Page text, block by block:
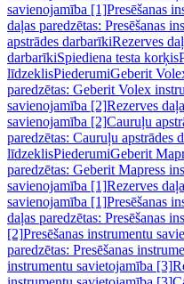
savienojamība [1]Presēšanas
daļas paredzētas: Presēšanas
apstrādes darbarīkiRezerves
darbarīkiSpiediena testa korķis
līdzeklisPiederumiGeberit
paredzētas: Geberit Volex
savienojamība [2]Rezerves
savienojamība [2]Cauruļu
paredzētas: Cauruļu apstrādes
līdzeklisPiederumiGeberit
paredzētas: Geberit Mapress
savienojamība [1]Rezerves
savienojamība [1]Presēšanas
daļas paredzētas: Presēšanas
[2]Presēšanas instrumentu
paredzētas: Presēšanas
instrumentu savietojamība [3]